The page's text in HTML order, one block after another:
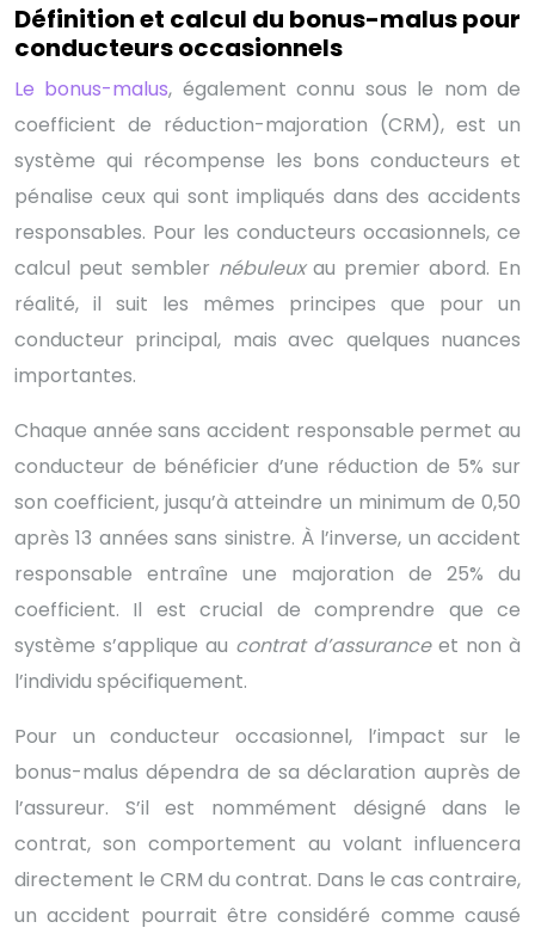
Définition et calcul du bonus-malus pour
conducteurs occasionnels
Le bonus-malus, également connu sous le nom de
coefficient de réduction-majoration (CRM), est un
système qui récompense les bons conducteurs et
pénalise ceux qui sont impliqués dans des accidents
responsables. Pour les conducteurs occasionnels, ce
calcul peut sembler nébuleuxau premier abord. En
réalité, il suit les mêmes principes que pour un
conducteur principal, mais avec quelques nuances
importantes.
Chaque année sans accident responsable permet au
conducteur de bénéficier d’une réduction de 5% sur
son coefficient, jusqu’à atteindre un minimum de 0,50
après 13 années sans sinistre. À l’inverse, un accident
responsable entraîne une majoration de 25% du
coefficient. Il est crucial de comprendre que ce
système s’applique au contrat d’assurance et non à
l’individu spécifiquement.
Pour un conducteur occasionnel, l’impact sur le
bonus-malus dépendra de sa déclaration auprès de
l’assureur. S’il est nommément désigné dans le
contrat, son comportement au volant influencera
directement le CRM du contrat. Dans le cas contraire,
un accident pourrait être considéré comme causé